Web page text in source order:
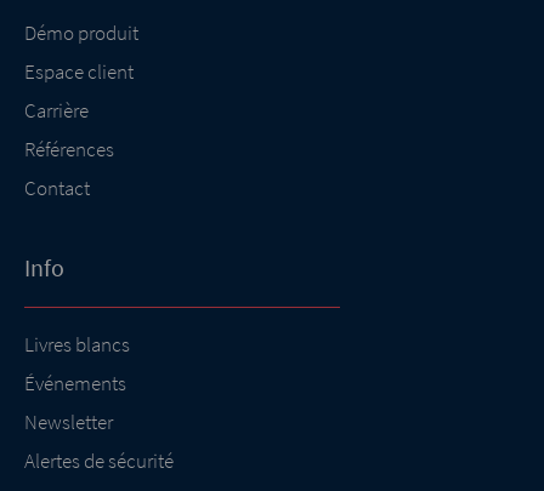
Démo produit
Espace client
Carrière
Références
Contact
Info
Livres blancs
Événements
Newsletter
Alertes de sécurité